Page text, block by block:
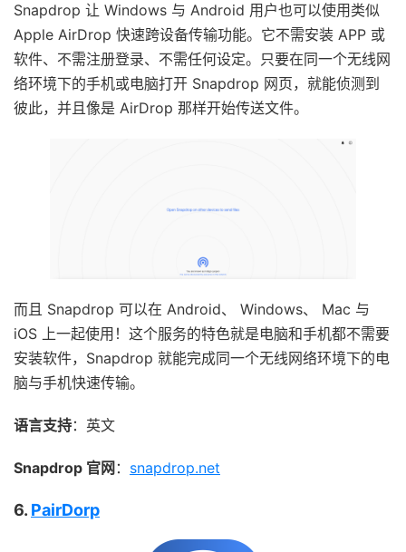
Snapdrop 让 Windows 与 Android 用户也可以使用类似
Apple AirDrop 快速跨设备传输功能。它不需安装 APP 或
软件、不需注册登录、不需任何设定。只要在同一个无线网
络环境下的手机或电脑打开 Snapdrop 网页，就能侦测到
彼此，并且像是 AirDrop 那样开始传送文件。
而且 Snapdrop 可以在 Android、 Windows、 Mac 与
iOS 上一起使用！这个服务的特色就是电脑和手机都不需要
安装软件，Snapdrop 就能完成同一个无线网络环境下的电
脑与手机快速传输。
语言支持：英文
Snapdrop 官网 ： snapdrop.net
6. PairDorp